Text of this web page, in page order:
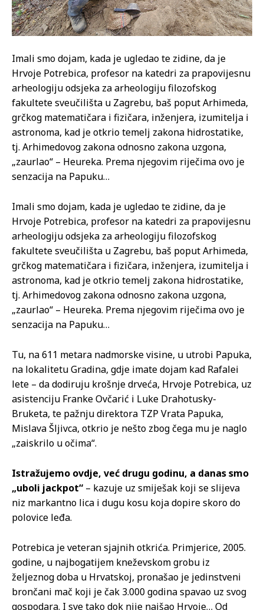
Imali smo dojam, kada je ugledao te zidine, da je
Hrvoje Potrebica, profesor na katedri za prapovijesnu
arheologiju odsjeka za arheologiju filozofskog
fakultete sveučilišta u Zagrebu, baš poput Arhimeda,
grčkog matematičara i fizičara, inženjera, izumitelja i
astronoma, kad je otkrio temelj zakona hidrostatike,
tj. Arhimedovog zakona odnosno zakona uzgona,
„zaurlao“ – Heureka. Prema njegovim riječima ovo je
senzacija na Papuku…
Imali smo dojam, kada je ugledao te zidine, da je
Hrvoje Potrebica, profesor na katedri za prapovijesnu
arheologiju odsjeka za arheologiju filozofskog
fakultete sveučilišta u Zagrebu, baš poput Arhimeda,
grčkog matematičara i fizičara, inženjera, izumitelja i
astronoma, kad je otkrio temelj zakona hidrostatike,
tj. Arhimedovog zakona odnosno zakona uzgona,
„zaurlao“ – Heureka. Prema njegovim riječima ovo je
senzacija na Papuku…
Tu, na 611 metara nadmorske visine, u utrobi Papuka,
na lokalitetu Gradina, gdje imate dojam kad Rafalei
lete – da dodiruju krošnje drveća, Hrvoje Potrebica, uz
asistenciju Franke Ovčarić i Luke Drahotusky-
Bruketa, te pažnju direktora TZP Vrata Papuka,
Mislava Šljivca, otkrio je nešto zbog čega mu je naglo
„zaiskrilo u očima“.
Istražujemo ovdje, već drugu godinu, a danas smo
„uboli jackpot“ – kazuje uz smiješak koji se slijeva
niz markantno lica i dugu kosu koja dopire skoro do
polovice leđa.
Potrebica je veteran sjajnih otkrića. Primjerice, 2005.
godine, u najbogatijem kneževskom grobu iz
željeznog doba u Hrvatskoj, pronašao je jedinstveni
brončani mač koji je čak 3.000 godina spavao uz svog
gospodara. I sve tako dok nije naišao Hrvoje… Od